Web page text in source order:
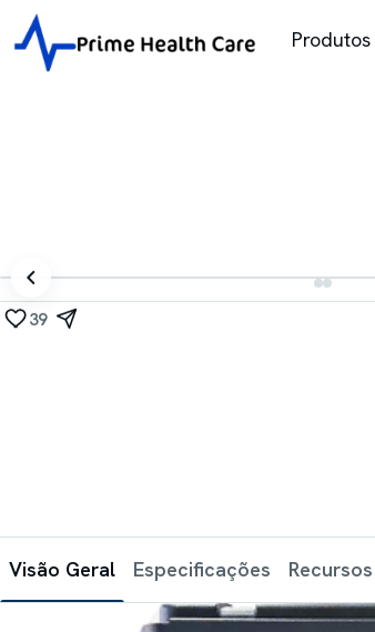
Produtos
39
Visão Geral Especificações Recursos